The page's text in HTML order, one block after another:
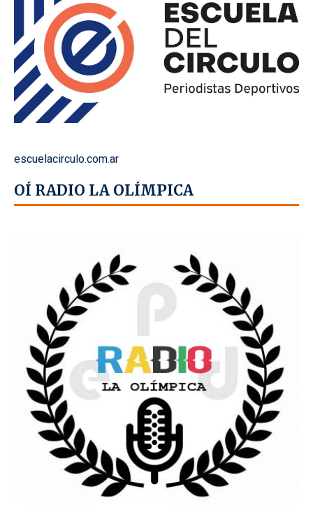
escuelacirculo.com.ar
OÍ RADIO LA OLÍMPICA